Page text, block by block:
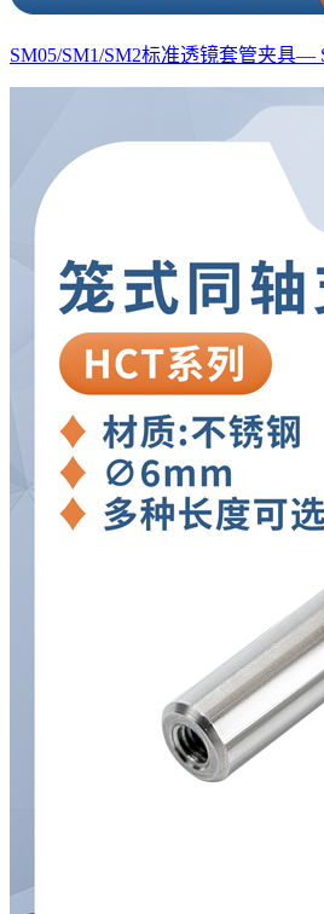
SM05/SM1/SM2标准透镜套管夹具—